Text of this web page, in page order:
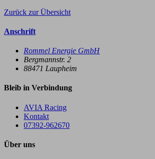
Zurück zur Übersicht
Anschrift
Rommel Energie GmbH
Bergmannstr. 2
88471 Laupheim
Bleib in Verbindung
AVIA Racing
Kontakt
07392-962670
Über uns